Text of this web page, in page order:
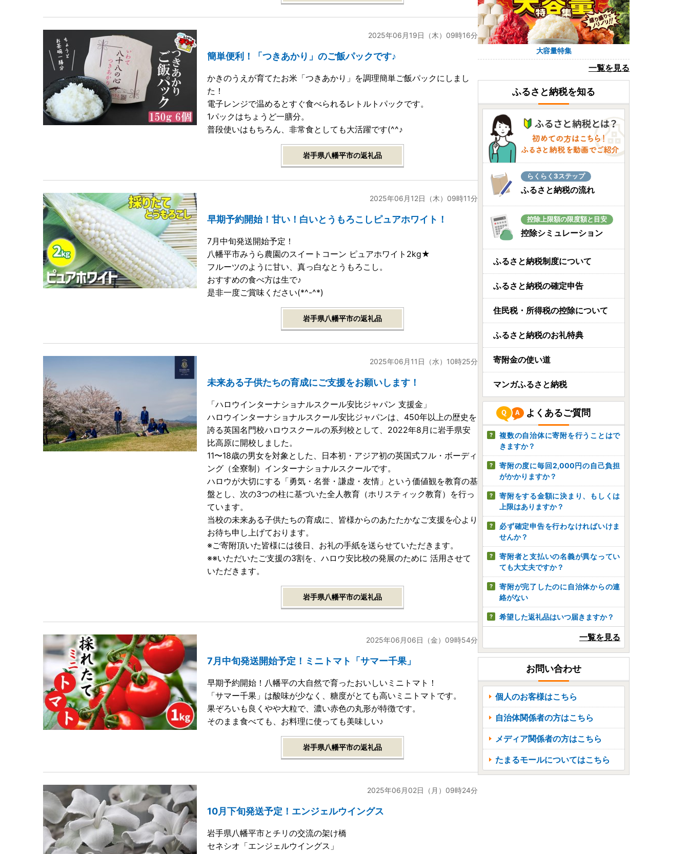
2025年06月19日（木）09時16分
簡単便利！「つきあかり」のご飯パックです♪
かきのうえが育てたお米「つきあかり」を調理簡単ご飯パックにしまし
た！
電子レンジで温めるとすぐ食べられるレトルトパックです。
1パックはちょうど一膳分。
普段使いはもちろん、非常食としても大活躍です(^^♪
岩手県八幡平市の返礼品
2025年06月12日（木）09時11分
早期予約開始！甘い！白いとうもろこしピュアホワイト！
7月中旬発送開始予定！
八幡平市みうら農園のスイートコーン ピュアホワイト2kg★
フルーツのように甘い、真っ白なとうもろこし。
おすすめの食べ方は生で♪
是非一度ご賞味ください(*^-^*)
岩手県八幡平市の返礼品
2025年06月11日（水）10時25分
未来ある子供たちの育成にご支援をお願いします！
「ハロウインターナショナルスクール安比ジャパン 支援金」
ハロウインターナショナルスクール安比ジャパンは、450年以上の歴史を
誇る英国名門校ハロウスクールの系列校として、2022年8月に岩手県安
比高原に開校しました。
11〜18歳の男女を対象とした、日本初・アジア初の英国式フル・ボーディ
ング（全寮制）インターナショナルスクールです。
ハロウが大切にする「勇気・名誉・謙虚・友情」という価値観を教育の基
盤とし、次の3つの柱に基づいた全人教育（ホリスティック教育）を行っ
ています。
当校の未来ある子供たちの育成に、皆様からのあたたかなご支援を心より
お待ち申し上げております。
※ご寄附頂いた皆様には後日、お礼の手紙を送らせていただきます。
※※いただいたご支援の3割を、ハロウ安比校の発展のために 活用させて
いただきます。
岩手県八幡平市の返礼品
2025年06月06日（金）09時54分
7月中旬発送開始予定！ミニトマト「サマー千果」
早期予約開始！八幡平の大自然で育ったおいしいミニトマト！
「サマー千果」は酸味が少なく、糖度がとても高いミニトマトです。
果ぞろいも良くやや大粒で、濃い赤色の丸形が特徴です。
そのまま食べても、お料理に使っても美味しい♪
岩手県八幡平市の返礼品
2025年06月02日（月）09時24分
10月下旬発送予定！エンジェルウイングス
岩手県八幡平市とチリの交流の架け橋
セネシオ「エンジェルウイングス」
大容量特集
一覧を見る
ふるさと納税を知る
らくらく3ステップ
ふるさと納税の流れ
控除上限額の限度額と目安
控除シミュレーション
ふるさと納税制度について
ふるさと納税の確定申告
住民税・所得税の控除について
ふるさと納税のお礼特典
寄附金の使い道
マンガふるさと納税
よくあるご質問
複数の自治体に寄附を行うことはで
きますか？
寄附の度に毎回2,000円の自己負担
がかかりますか？
寄附をする金額に決まり、もしくは
上限はありますか？
必ず確定申告を行わなければいけま
せんか？
寄附者と支払いの名義が異なってい
ても大丈夫ですか？
寄附が完了したのに自治体からの連
絡がない
希望した返礼品はいつ届きますか？
一覧を見る
お問い合わせ
個人のお客様はこちら
自治体関係者の方はこちら
メディア関係者の方はこちら
たまるモールについてはこちら